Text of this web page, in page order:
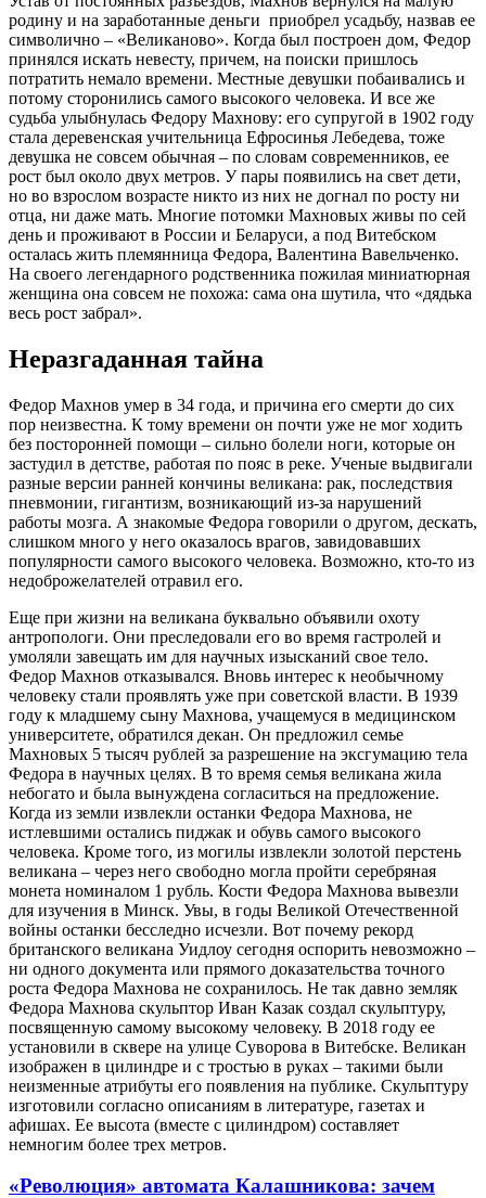
родину и на заработанные деньги приобрел усадьбу, назвав ее
символично – «Великаново». Когда был построен дом, Федор
принялся искать невесту, причем, на поиски пришлось
потратить немало времени. Местные девушки побаивались и
потому сторонились самого высокого человека. И все же
судьба улыбнулась Федору Махнову: его супругой в 1902 году
стала деревенская учительница Ефросинья Лебедева, тоже
девушка не совсем обычная – по словам современников, ее
рост был около двух метров. У пары появились на свет дети,
но во взрослом возрасте никто из них не догнал по росту ни
отца, ни даже мать. Многие потомки Махновых живы по сей
день и проживают в России и Беларуси, а под Витебском
осталась жить племянница Федора, Валентина Вавельченко.
На своего легендарного родственника пожилая миниатюрная
женщина она совсем не похожа: сама она шутила, что «дядька
весь рост забрал».
Неразгаданная тайна
Федор Махнов умер в 34 года, и причина его смерти до сих
пор неизвестна. К тому времени он почти уже не мог ходить
без посторонней помощи – сильно болели ноги, которые он
застудил в детстве, работая по пояс в реке. Ученые выдвигали
разные версии ранней кончины великана: рак, последствия
пневмонии, гигантизм, возникающий из-за нарушений
работы мозга. А знакомые Федора говорили о другом, дескать,
слишком много у него оказалось врагов, завидовавших
популярности самого высокого человека. Возможно, кто-то из
недоброжелателей отравил его.
Еще при жизни на великана буквально объявили охоту
антропологи. Они преследовали его во время гастролей и
умоляли завещать им для научных изысканий свое тело.
Федор Махнов отказывался. Вновь интерес к необычному
человеку стали проявлять уже при советской власти. В 1939
году к младшему сыну Махнова, учащемуся в медицинском
университете, обратился декан. Он предложил семье
Махновых 5 тысяч рублей за разрешение на эксгумацию тела
Федора в научных целях. В то время семья великана жила
небогато и была вынуждена согласиться на предложение.
Когда из земли извлекли останки Федора Махнова, не
истлевшими остались пиджак и обувь самого высокого
человека. Кроме того, из могилы извлекли золотой перстень
великана – через него свободно могла пройти серебряная
монета номиналом 1 рубль. Кости Федора Махнова вывезли
для изучения в Минск. Увы, в годы Великой Отечественной
войны останки бесследно исчезли. Вот почему рекорд
британского великана Уидлоу сегодня оспорить невозможно –
ни одного документа или прямого доказательства точного
роста Федора Махнова не сохранилось. Не так давно земляк
Федора Махнова скульптор Иван Казак создал скульптуру,
посвященную самому высокому человеку. В 2018 году ее
установили в сквере на улице Суворова в Витебске. Великан
изображен в цилиндре и с тростью в руках – такими были
неизменные атрибуты его появления на публике. Скульптуру
изготовили согласно описаниям в литературе, газетах и
афишах. Ее высота (вместе с цилиндром) составляет
немногим более трех метров.
«Революция» автомата Калашникова: зачем